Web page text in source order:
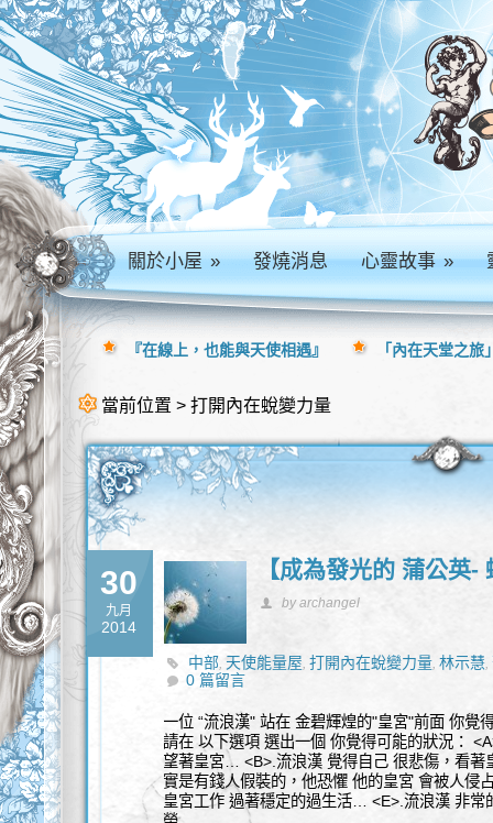
關於小屋» 發燒消息 心靈故事»
當前位置 > 打開內在蛻變力量
30
九月
2014
【成為發光的 蒲公英-
by archangel
中部, 天使能量屋,打開內在蛻變力量,林示慧,
0 篇留言
一位 “流浪漢" 站在 金碧輝煌的"皇宮"前面 你覺
請在 以下選項 選出一個 你覺得可能的狀況：
望著皇宮… <B>.流浪漢 覺得自己 很悲傷，看
實是有錢人假裝的，他恐懼 他的皇宮 會被人
皇宮工作 過著穩定的過生活… <E>.流浪漢 非常
『在線上，也能與天使相遇』 「內在天堂之